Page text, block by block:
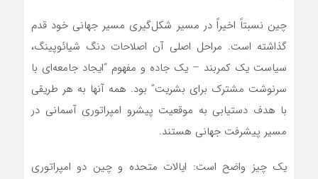
چین نسبتاً اخیراً در مسیر شکل‌گیری مسیر جهانی خود قدم
گذاشته است. مراحل اصلی آن اصلاحات دنگ شیائوپینگ،
سیاست یک کمربند – یک جاده و مفهوم “ایجاد جامعه‌ای با
سرنوشت مشترک برای بشریت” بود. همه آنها به هر طریقی
با هدف دستیابی به موقعیت پیشرو امپراتوری آسمانی در
مسیر پیشرفت جهانی هستند.
یک چیز واضح است: ایالات متحده و چین دو امپراتوری